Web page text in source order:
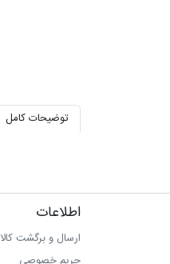
توضیحات کامل
اطلاعات
ارسال و برگشت کالا